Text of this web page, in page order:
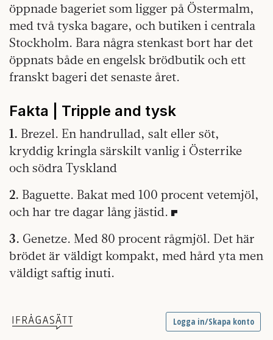
öppnade bageriet som ligger på Östermalm,
med två tyska bagare, och butiken i centrala
Stockholm. Bara några stenkast bort har det
öppnats både en engelsk brödbutik och ett
franskt bageri det senaste året.
Fakta | Tripple and tysk
1. Brezel. En handrullad, salt eller söt,
kryddig kringla särskilt vanlig i Österrike
och södra Tyskland
2. Baguette. Bakat med 100 procent vetemjöl,
och har tre dagar lång jästid.
3. Genetze. Med 80 procent rågmjöl. Det här
brödet är väldigt kompakt, med hård yta men
väldigt saftig inuti.